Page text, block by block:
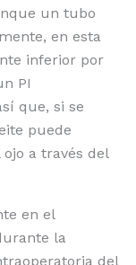
un tubo
en esta
inferior por
PI
que, si se
puede
a través del
en el
la
del